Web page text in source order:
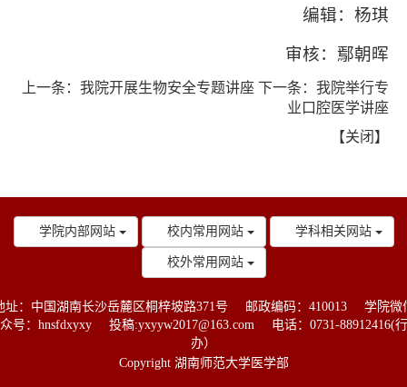
编辑：杨琪
审核：鄢朝晖
上一条： 我院开展生物安全专题讲座 下一条： 我院举行专
业口腔医学讲座
【关闭 】
学院内部网站 校内常用网站 学科相关网站
校外常用网站
址：中国湖南长沙岳麓区桐梓坡路371号 邮政编码：410013
学院微
号：hnsfdxyxy
投稿:yxyyw2017@163.com
电话：0731-88912416(
办）
Copyright 湖南师范大学医学部